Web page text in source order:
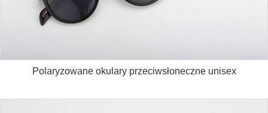
Polaryzowane okulary przeciwsłoneczne unisex